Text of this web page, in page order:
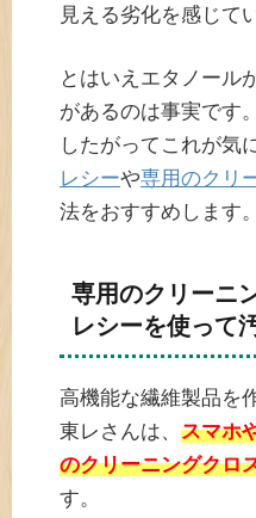
見える劣化を感じて
とはいえエタノール
があるのは事実です。
したがってこれが気
レシーや専用のクリ
法をおすすめします。
専用のクリーニ
レシーを使って
高機能な繊維製品を
東レさんは、 スマホ
のクリーニングクロ
す。